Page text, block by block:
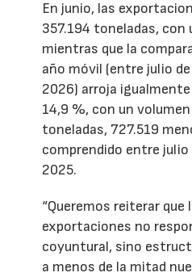
En junio, las
357.194 toneladas, con
mientras que la
año móvil (entre julio
2026) arroja
14,9 %, con un
toneladas, 727.519
comprendido entre julio
2025.
“Queremos reiterar que
exportaciones no
coyuntural, sino
a menos de la mitad